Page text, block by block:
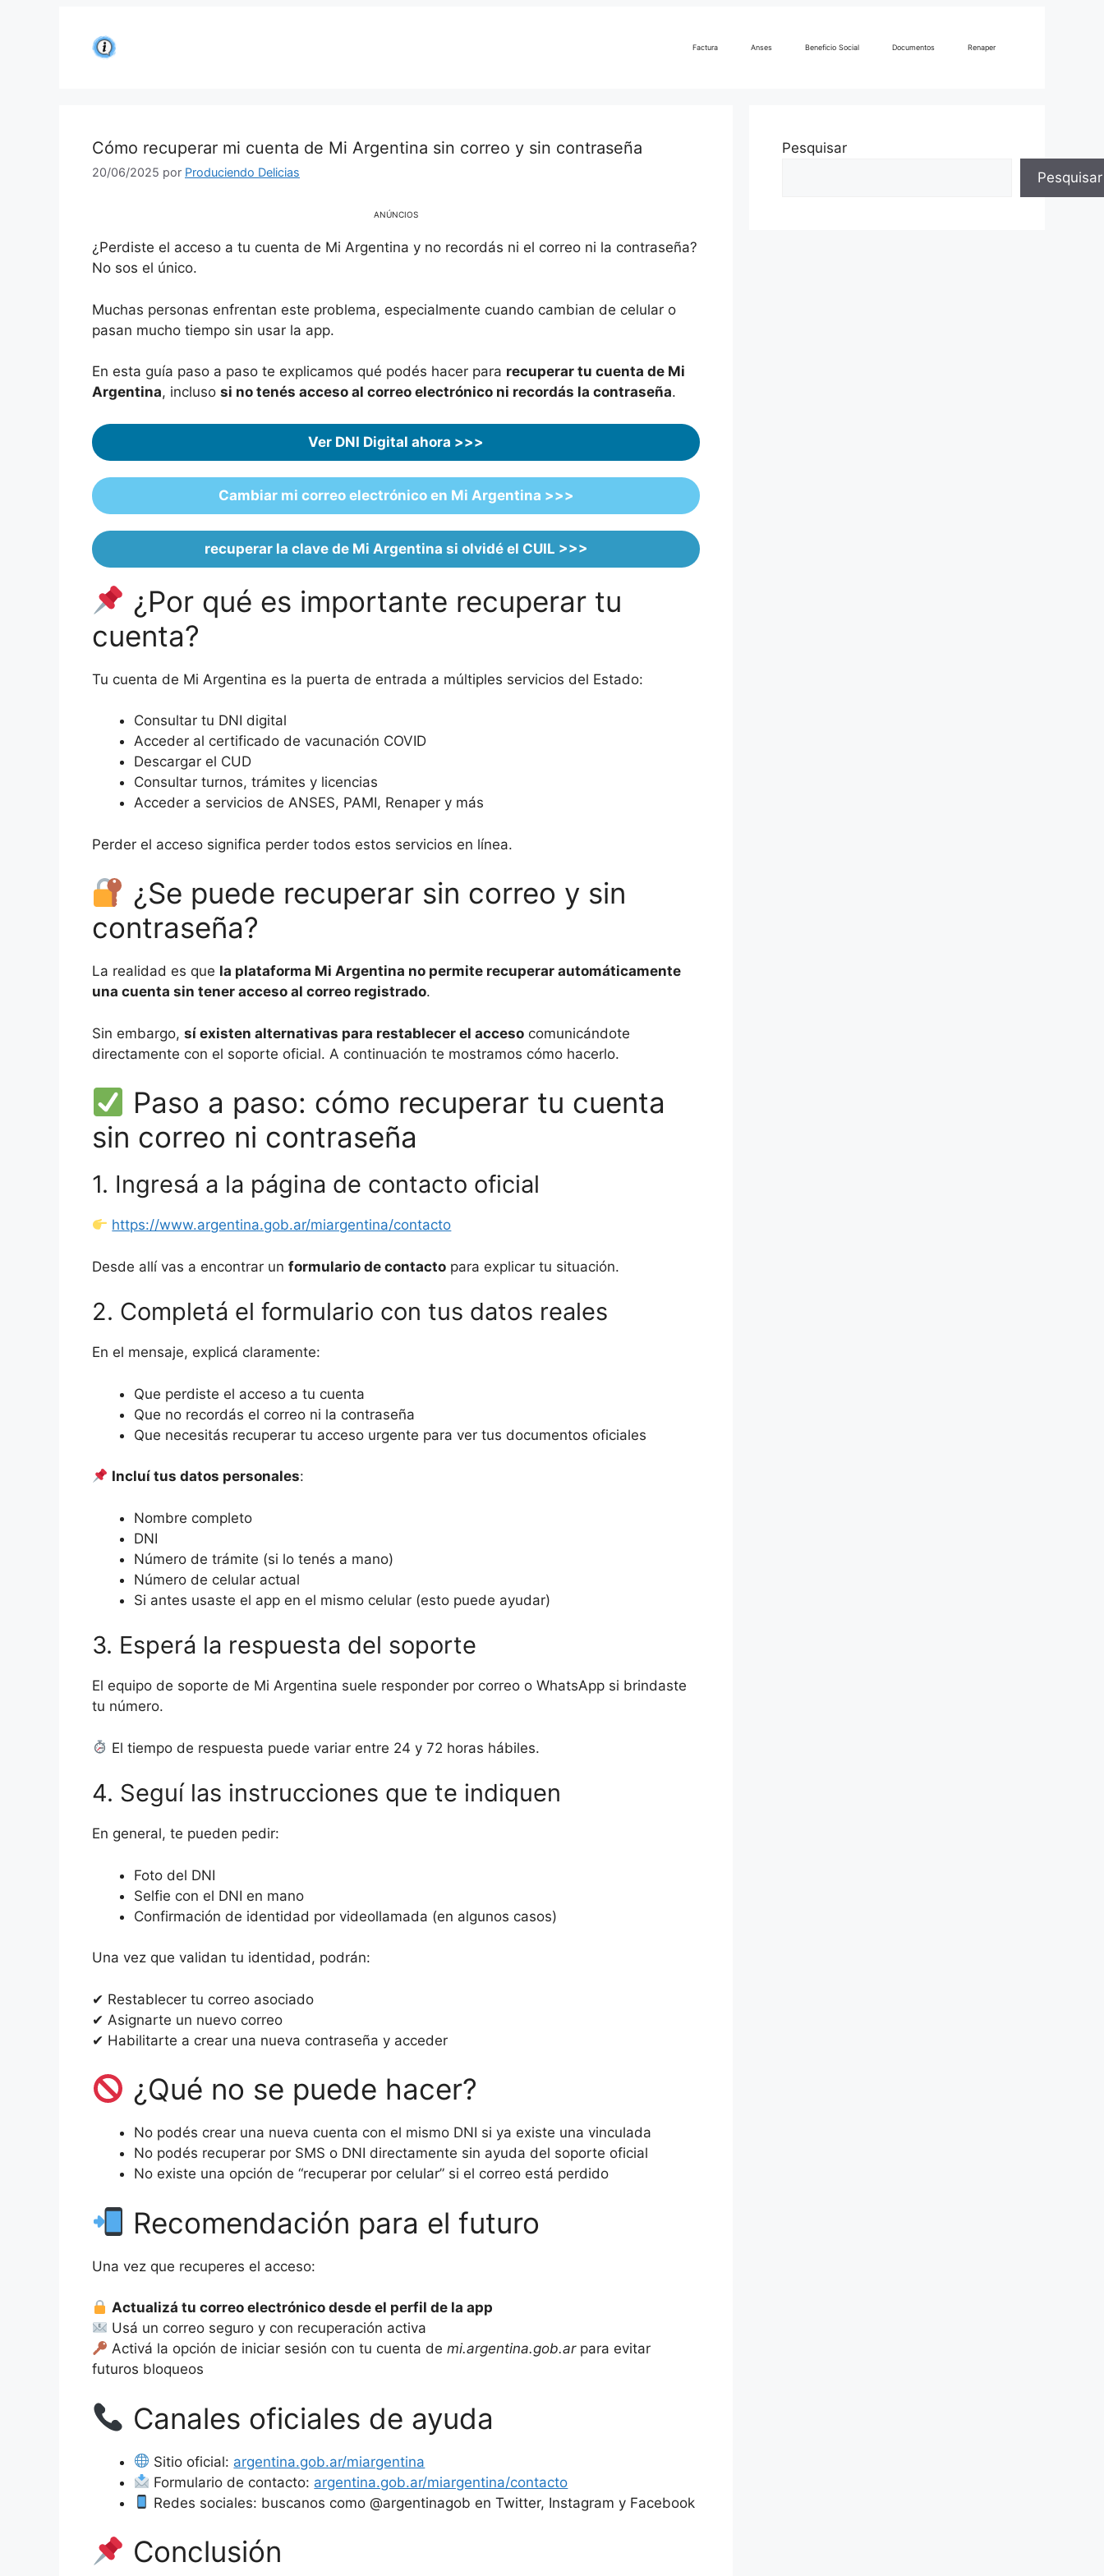
Factura Anses Beneficio Social Documentos Renaper
Cómo recuperar mi cuenta de Mi Argentina sin correo y sin contraseña
20/06/2025 por Produciendo Delicias
ANÚNCIOS
¿Perdiste el acceso a tu cuenta de Mi Argentina y no recordás ni el correo ni la contraseña?
No sos el único.
Muchas personas enfrentan este problema, especialmente cuando cambian de celular o
pasan mucho tiempo sin usar la app.
En esta guía paso a paso te explicamos qué podés hacer para recuperar tu cuenta de Mi
Argentina, incluso si no tenés acceso al correo electrónico ni recordás la contraseña.
Ver DNI Digital ahora >>>
Cambiar mi correo electrónico en Mi Argentina >>>
recuperar la clave de Mi Argentina si olvidé el CUIL >>>
¿Por qué es importante recuperar tu
cuenta?
Tu cuenta de Mi Argentina es la puerta de entrada a múltiples servicios del Estado:
Consultar tu DNI digital
Acceder al certificado de vacunación COVID
Descargar el CUD
Consultar turnos, trámites y licencias
Acceder a servicios de ANSES, PAMI, Renaper y más
Perder el acceso significa perder todos estos servicios en línea.
¿Se puede recuperar sin correo y sin
contraseña?
La realidad es que la plataforma Mi Argentina no permite recuperar automáticamente
una cuenta sin tener acceso al correo registrado.
Sin embargo, sí existen alternativas para restablecer el acceso comunicándote
directamente con el soporte oficial. A continuación te mostramos cómo hacerlo.
Paso a paso: cómo recuperar tu cuenta
sin correo ni contraseña
1. Ingresá a la página de contacto oficial
https://www.argentina.gob.ar/miargentina/contacto
Desde allí vas a encontrar un formulario de contacto para explicar tu situación.
2. Completá el formulario con tus datos reales
En el mensaje, explicá claramente:
Que perdiste el acceso a tu cuenta
Que no recordás el correo ni la contraseña
Que necesitás recuperar tu acceso urgente para ver tus documentos oficiales
Incluí tus datos personales:
Nombre completo
DNI
Número de trámite (si lo tenés a mano)
Número de celular actual
Si antes usaste el app en el mismo celular (esto puede ayudar)
3. Esperá la respuesta del soporte
El equipo de soporte de Mi Argentina suele responder por correo o WhatsApp si brindaste
tu número.
El tiempo de respuesta puede variar entre 24 y 72 horas hábiles.
4. Seguí las instrucciones que te indiquen
En general, te pueden pedir:
Foto del DNI
Selfie con el DNI en mano
Confirmación de identidad por videollamada (en algunos casos)
Una vez que validan tu identidad, podrán:
✔ Restablecer tu correo asociado
✔ Asignarte un nuevo correo
✔ Habilitarte a crear una nueva contraseña y acceder
¿Qué no se puede hacer?
No podés crear una nueva cuenta con el mismo DNI si ya existe una vinculada
No podés recuperar por SMS o DNI directamente sin ayuda del soporte oficial
No existe una opción de “recuperar por celular” si el correo está perdido
Recomendación para el futuro
Una vez que recuperes el acceso:
Actualizá tu correo electrónico desde el perfil de la app
Usá un correo seguro y con recuperación activa
Activá la opción de iniciar sesión con tu cuenta demi.argentina.gob.arpara evitar
futuros bloqueos
Canales oficiales de ayuda
Sitio oficial: argentina.gob.ar/miargentina
Formulario de contacto: argentina.gob.ar/miargentina/contacto
Redes sociales: buscanos como @argentinagob en Twitter, Instagram y Facebook
Conclusión
Pesquisar
Pesquisar